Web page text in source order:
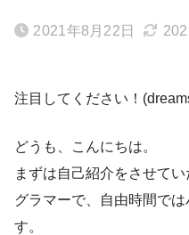
2021年8月22日
注目してください！
どうも、こんにちは。
まずは自己紹介をさせて
グラマーで、自由時間で
す。